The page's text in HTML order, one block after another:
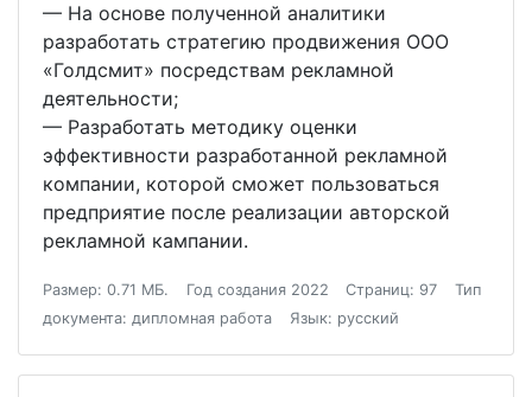
— На основе полученной аналитики
разработать стратегию продвижения ООО
«Голдсмит» посредствам рекламной
деятельности;
— Разработать методику оценки
эффективности разработанной рекламной
компании, которой сможет пользоваться
предприятие после реализации авторской
рекламной кампании.
Размер: 0.71 МБ. Год создания 2022 Страниц: 97
Тип
документа: дипломная работа
Язык: русский